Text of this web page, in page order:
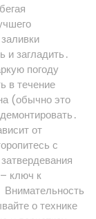
и загладить․
погоду
в течение
(обычно это
от
с
ключ к
Внимательность
о технике